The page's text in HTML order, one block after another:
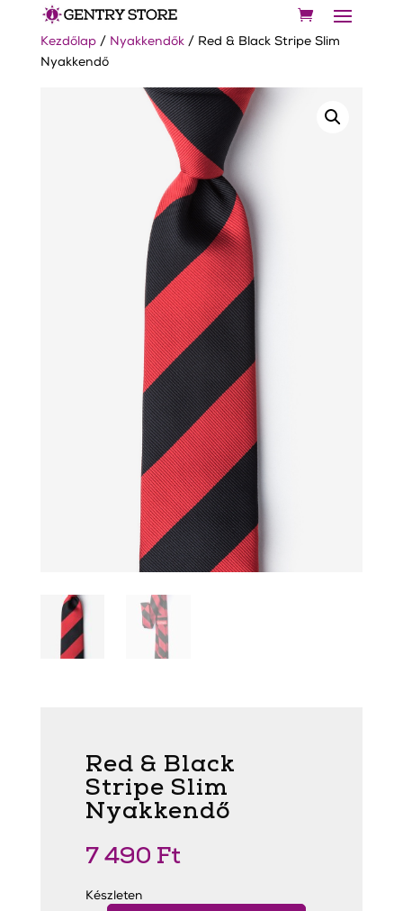
Kezdőlap/ Nyakkendők/ Red & Black Stripe Slim
Nyakkendő
Red & Black
Stripe Slim
Nyakkendő
7 490 Ft
Készleten